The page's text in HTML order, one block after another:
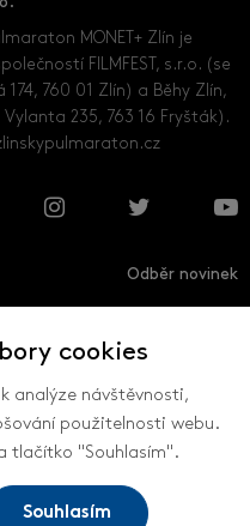
MONET+ Zlín je
FILMFEST, s.r.o. (se
174, 760 01 Zlín) a Běhy Zlín,
235, 763 16 Fryšták).
Odběr novinek
cookies
analýze návštěvnosti,
použitelnosti webu.
tlačítko "Souhlasím".
Souhlasím